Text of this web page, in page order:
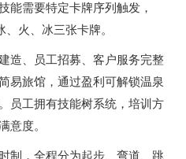
能需要特定卡牌序列触发，
火、冰三张卡牌。
造、员工招募、客户服务完整
易旅馆，通过盈利可解锁温泉
员工拥有技能树系统，培训方
意度。
制，全程分为起步、弯道、跳